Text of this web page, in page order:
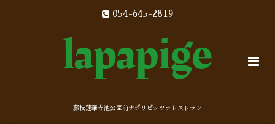
054-645-2819
藤枝蓮華寺池公園前ナポリピッツァレストラン